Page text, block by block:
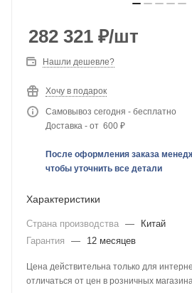
282 321 ₽/шт
Нашли дешевле?
Хочу в подарок
Самовывоз сегодня - бесплатно
Доставка - от 600 ₽
После оформления заказа
чтобы уточнить все детали
Характеристики
Страна производства —
Китай
Гарантия
— 12 месяцев
Цена действительна только для
отличаться от цен в розничных